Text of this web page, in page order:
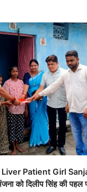
Patient Girl
को दिलीप सिंह की पहल